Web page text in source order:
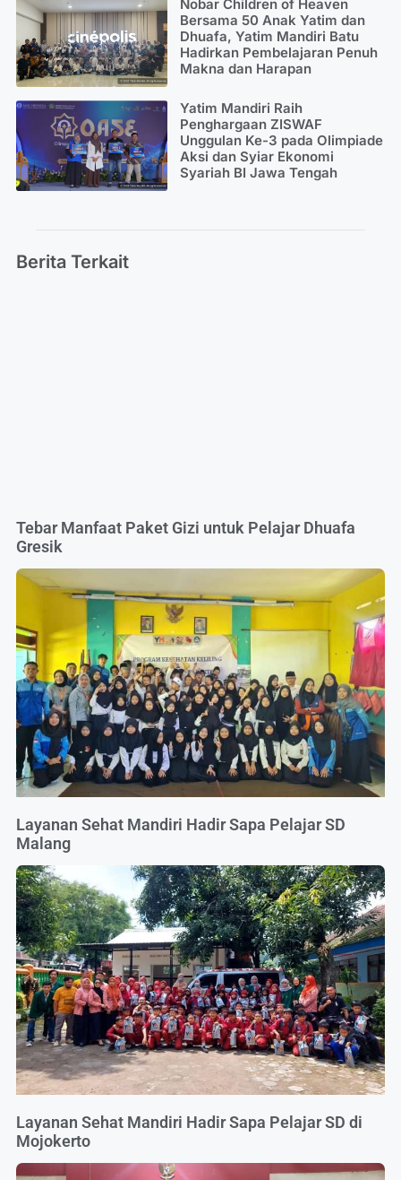
Nobar Children of Heaven
Bersama 50 Anak Yatim dan
Dhuafa, Yatim Mandiri Batu
Hadirkan Pembelajaran Penuh
Makna dan Harapan
Yatim Mandiri Raih
Penghargaan ZISWAF
Unggulan Ke-3 pada Olimpiade
Aksi dan Syiar Ekonomi
Syariah BI Jawa Tengah
Berita Terkait
Tebar Manfaat Paket Gizi untuk Pelajar Dhuafa
Gresik
Layanan Sehat Mandiri Hadir Sapa Pelajar SD
Malang
Layanan Sehat Mandiri Hadir Sapa Pelajar SD di
Mojokerto